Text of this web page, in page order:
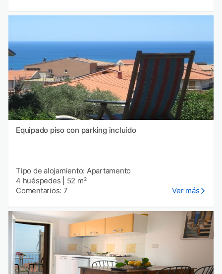
Equipado piso con parking incluído
Tipo de alojamiento: Apartamento
4 huéspedes
52 m²
Comentarios: 7
Ver más